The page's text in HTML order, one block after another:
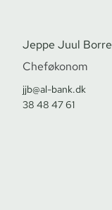
Jeppe Juul Borre
Cheføkonom
jjb@al-bank.dk
38 48 47 61